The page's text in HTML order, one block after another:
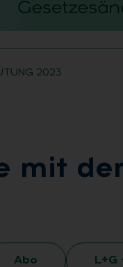
2023
mit
Abo L+G